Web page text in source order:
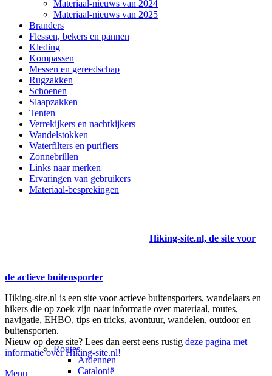
Materiaal-nieuws van 2024
Materiaal-nieuws van 2025
Branders
Flessen, bekers en pannen
Kleding
Kompassen
Messen en gereedschap
Rugzakken
Schoenen
Slaapzakken
Tenten
Verrekijkers en nachtkijkers
Wandelstokken
Waterfilters en purifiers
Zonnebrillen
Links naar merken
Ervaringen van gebruikers
Materiaal-besprekingen
Hiking-site.nl, de site voor
de actieve buitensporter
Hiking-site.nl is een site voor actieve buitensporters, wandelaars en
hikers die op zoek zijn naar informatie over materiaal, routes,
navigatie, EHBO, tips en tricks, avontuur, wandelen, outdoor en
buitensporten.
Nieuw op deze site? Lees dan eerst eens rustig deze pagina met
informatie over Hiking-site.nl!
Menu
Routes
Ardennen
Catalonië